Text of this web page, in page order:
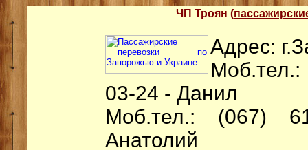
ЧП Троян (
Адрес:
03-24 - Данил
Моб.тел.: (067)
Анатолий